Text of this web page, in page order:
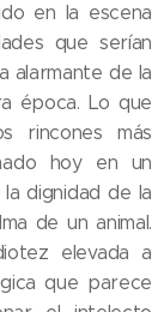
en la escena
que serían
alarmante de la
época. Lo que
rincones más
hoy en un
dignidad de la
de un animal.
elevada a
que parece